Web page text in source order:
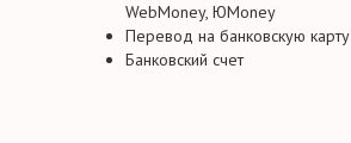
WebMoney, ЮMoney
Перевод на банковскую карту
Банковский счет